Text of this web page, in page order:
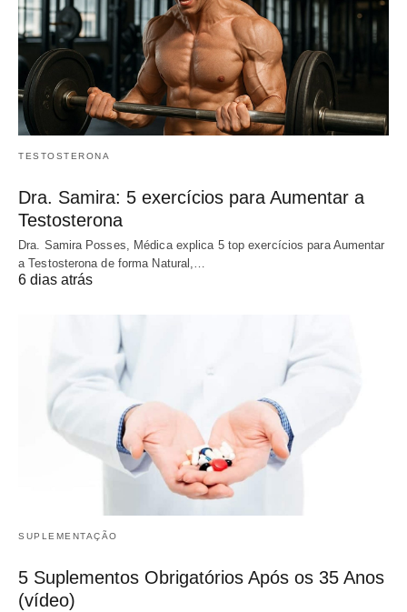
TESTOSTERONA
Dra. Samira: 5 exercícios para Aumentar a
Testosterona
Dra. Samira Posses, Médica explica 5 top exercícios para Aumentar
a Testosterona de forma Natural,…
6 dias atrás
SUPLEMENTAÇÃO
5 Suplementos Obrigatórios Após os 35 Anos
(vídeo)